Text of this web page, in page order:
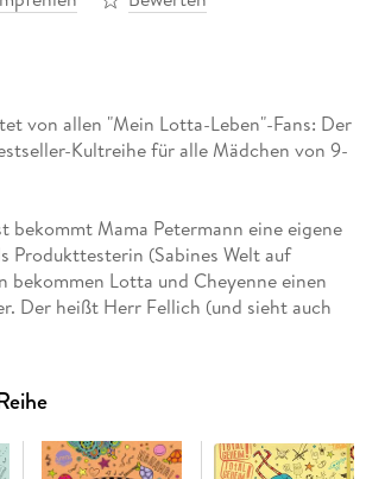
von allen "Mein Lotta-Leben"-Fans: Der
Kultreihe für alle Mädchen von 9-
bekommt Mama Petermann eine eigene
Produkttesterin (Sabines Welt auf
bekommen Lotta und Cheyenne einen
Der heißt Herr Fellich (und sieht auch
und Cheyennes Phänomentastischer
gar nicht viele Klicks. Egal, dann werden
sondern demonstrieren für den
Das ist eh viel fellicher!